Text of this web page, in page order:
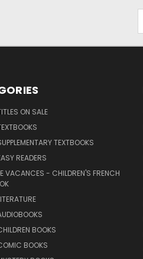
ON SALE
TEXTBOOKS
READERS
VACANCES - CHILDREN'S FRENCH
BOOKS
BOOKS